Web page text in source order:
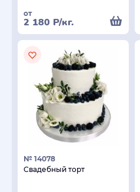
от
2 180 Р/кг.
№ 14078
Свадебный торт